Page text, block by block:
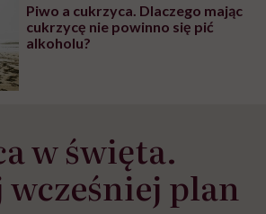
Piwo a cukrzyca. Dlaczego mając
cukrzycę nie powinno się pić
alkoholu?
w święta.
plan